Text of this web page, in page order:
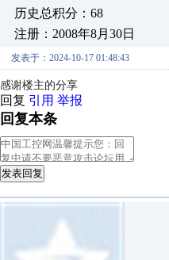
历史总积分：68
注册：2008年8月30日
发表于：2024-10-17 01:48:43
感谢楼主的分享
回复 引用 举报
回复本条
发表回复